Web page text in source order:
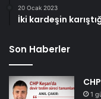
20 Ocak 2023
İki kardeşin
Son Haberler
1